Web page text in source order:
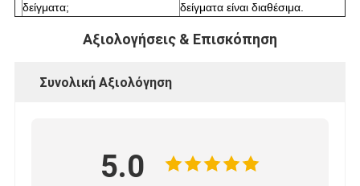
δείγματα;
δείγματα είναι διαθέσιμα.
Αξιολογήσεις & Επισκόπηση
Συνολική Αξιολόγηση
5.0